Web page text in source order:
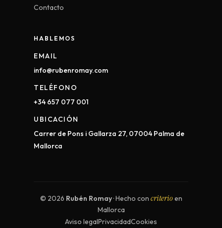
Contacto
HABLEMOS
EMAIL
info@rubenromay.com
TELÉFONO
+34 657 077 001
UBICACIÓN
Carrer de Pons i Gallarza 27, 07004 Palma de
Mallorca
© 2026 Rubén Romay· Hecho con criterioen
Mallorca
Aviso legalPrivacidadCookies